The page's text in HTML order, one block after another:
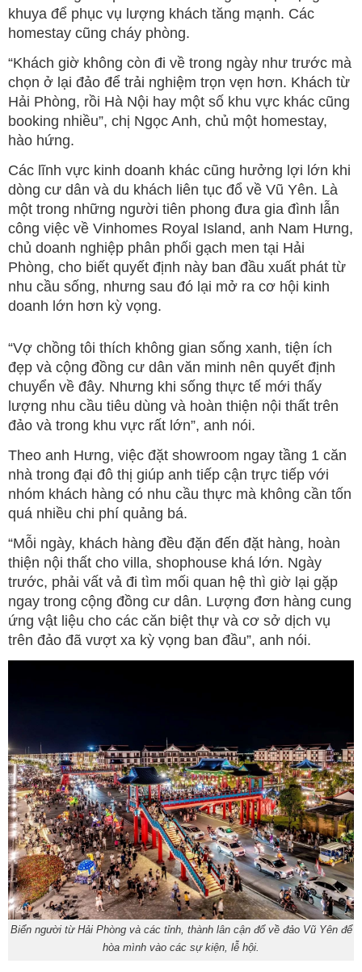
khuya để phục vụ lượng khách tăng mạnh. Các
homestay cũng cháy phòng.
“Khách giờ không còn đi về trong ngày như trước mà
chọn ở lại đảo để trải nghiệm trọn vẹn hơn. Khách từ
Hải Phòng, rồi Hà Nội hay một số khu vực khác cũng
booking nhiều”, chị Ngọc Anh, chủ một homestay,
hào hứng.
Các lĩnh vực kinh doanh khác cũng hưởng lợi lớn khi
dòng cư dân và du khách liên tục đổ về Vũ Yên. Là
một trong những người tiên phong đưa gia đình lẫn
công việc về Vinhomes Royal Island, anh Nam Hưng,
chủ doanh nghiệp phân phối gạch men tại Hải
Phòng, cho biết quyết định này ban đầu xuất phát từ
nhu cầu sống, nhưng sau đó lại mở ra cơ hội kinh
doanh lớn hơn kỳ vọng.
“Vợ chồng tôi thích không gian sống xanh, tiện ích
đẹp và cộng đồng cư dân văn minh nên quyết định
chuyển về đây. Nhưng khi sống thực tế mới thấy
lượng nhu cầu tiêu dùng và hoàn thiện nội thất trên
đảo và trong khu vực rất lớn”, anh nói.
Theo anh Hưng, việc đặt showroom ngay tầng 1 căn
nhà trong đại đô thị giúp anh tiếp cận trực tiếp với
nhóm khách hàng có nhu cầu thực mà không cần tốn
quá nhiều chi phí quảng bá.
“Mỗi ngày, khách hàng đều đặn đến đặt hàng, hoàn
thiện nội thất cho villa, shophouse khá lớn. Ngày
trước, phải vất vả đi tìm mối quan hệ thì giờ lại gặp
ngay trong cộng đồng cư dân. Lượng đơn hàng cung
ứng vật liệu cho các căn biệt thự và cơ sở dịch vụ
trên đảo đã vượt xa kỳ vọng ban đầu”, anh nói.
Biển người từ Hải Phòng và các tỉnh, thành lân cận đổ về đảo Vũ Yên để
hòa mình vào các sự kiện, lễ hội.